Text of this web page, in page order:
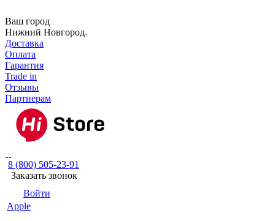
Ваш город
Нижний Новгород
Доставка
Оплата
Гарантия
Trade in
Отзывы
Партнерам
8 (800) 505-23-91
Заказать звонок
Войти
Apple